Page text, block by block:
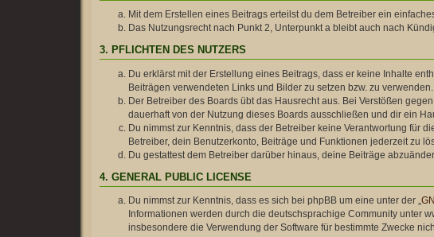
Mit dem Erstellen eines Beitrags erteilst du dem Betreiber ein
Das Nutzungsrecht nach Punkt 2, Unterpunkt a bleibt auch nach
3. PFLICHTEN DES NUTZERS
Du erklärst mit der Erstellung eines Beitrags, dass er keine Inhalte
Beiträgen verwendeten Links und Bilder zu setzen bzw. zu verwenden.
Der Betreiber des Boards übt das Hausrecht aus. Bei Verstößen
dauerhaft von der Nutzung dieses Boards ausschließen und dir ein
Du nimmst zur Kenntnis, dass der Betreiber keine Verantwortung für
Betreiber, dein Benutzerkonto, Beiträge und Funktionen jederzeit zu
Du gestattest dem Betreiber darüber hinaus, deine Beiträge
4. GENERAL PUBLIC LICENSE
Du nimmst zur Kenntnis, dass es sich bei phpBB um eine unter der „
Informationen werden durch die deutschsprachige Community unter
insbesondere die Verwendung der Software für bestimmte Zwecke